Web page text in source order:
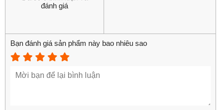
đánh giá
Bạn đánh giá sản phẩm này bao nhiêu sao